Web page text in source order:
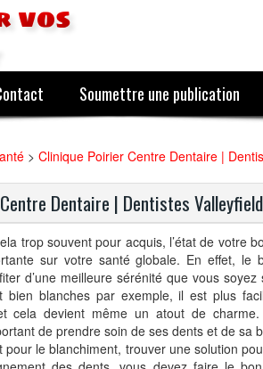
vos
Soumettre une publication
> Clinique Poirier Centre Dentaire |
Dentaire | Dentistes Valleyfield
trop souvent pour acquis, l’état de votre
sur votre santé globale. En effet, le
d’une meilleure sérénité que vous
bien blanches par exemple, il est plus
cela devient même un atout de
de prendre soin de ses dents et de sa
pour le blanchiment, trouver une solution